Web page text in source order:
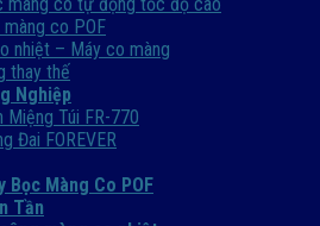
co POF
nhiệt – Máy co màng
thay thế
Nghiệp
Miệng Túi FR-770
Đai FOREVER
Bọc Màng Co POF
Tần